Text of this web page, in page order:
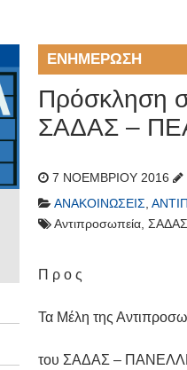
ΕΝΗΜΈΡΩΣΗ
Πρόσκληση
ΣΑΔΑΣ –
7 ΝΟΕΜΒΡΊΟΥ 2016
ΑΝΑΚΟΙΝΏΣΕΙΣ,
Αντιπροσωπεία,
Π ρ ο ς
Τα Μέλη της
του ΣΑΔΑΣ –